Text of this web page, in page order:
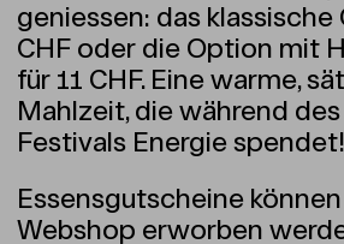
geniessen: das
CHF oder die Option mit
für 11 CHF. Eine warme,
Mahlzeit, die während
Festivals Energie spendet!
Essensgutscheine
Webshop erworben